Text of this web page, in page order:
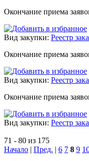
Окончание приема
Вид закупки: Реестр
Окончание приема
Вид закупки: Реестр
Окончание приема
Вид закупки: Реестр
71 - 80 из 175
Начало | Пред. | 6 7 8 9